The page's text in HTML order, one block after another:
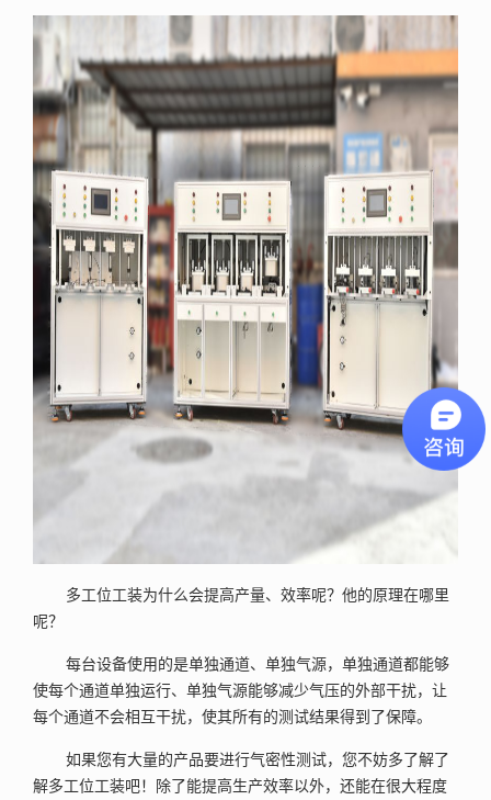
多工位工装为什么会提高产量、效率呢？他的原理在哪里
呢？
每台设备使用的是单独通道、单独气源，单独通道都能够
使每个通道单独运行、单独气源能够减少气压的外部干扰，让
每个通道不会相互干扰，使其所有的测试结果得到了保障。
如果您有大量的产品要进行气密性测试，您不妨多了解了
解多工位工装吧！除了能提高生产效率以外，还能在很大程度